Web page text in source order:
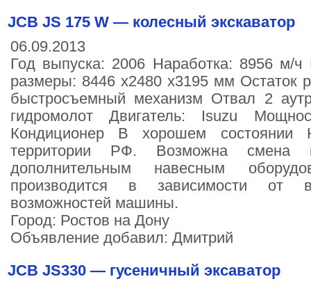
JCB JS 175 W — колесный экскаватор
06.09.2013
Год выпуска: 2006 Наработка: 8956 м/ч
размеры: 8446 х2480 х3195 мм Остаток
быстросъемный механизм Отвал 2
гидромолот Двигатель: Isuzu
Кондиционер В хорошем состоянии
территории РФ. Возможна смена
дополнительным навесным
производится в зависимости от
возможностей машины.
Город: Ростов на Дону
Объявление добавил: Дмитрий
JCB JS330 — гусеничный эксаватор